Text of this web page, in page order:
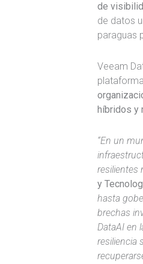
de
de datos
paraguas
Veeam
híbridos y
“En un
resilientes
y
hasta
brechas
DataAI en
resiliencia